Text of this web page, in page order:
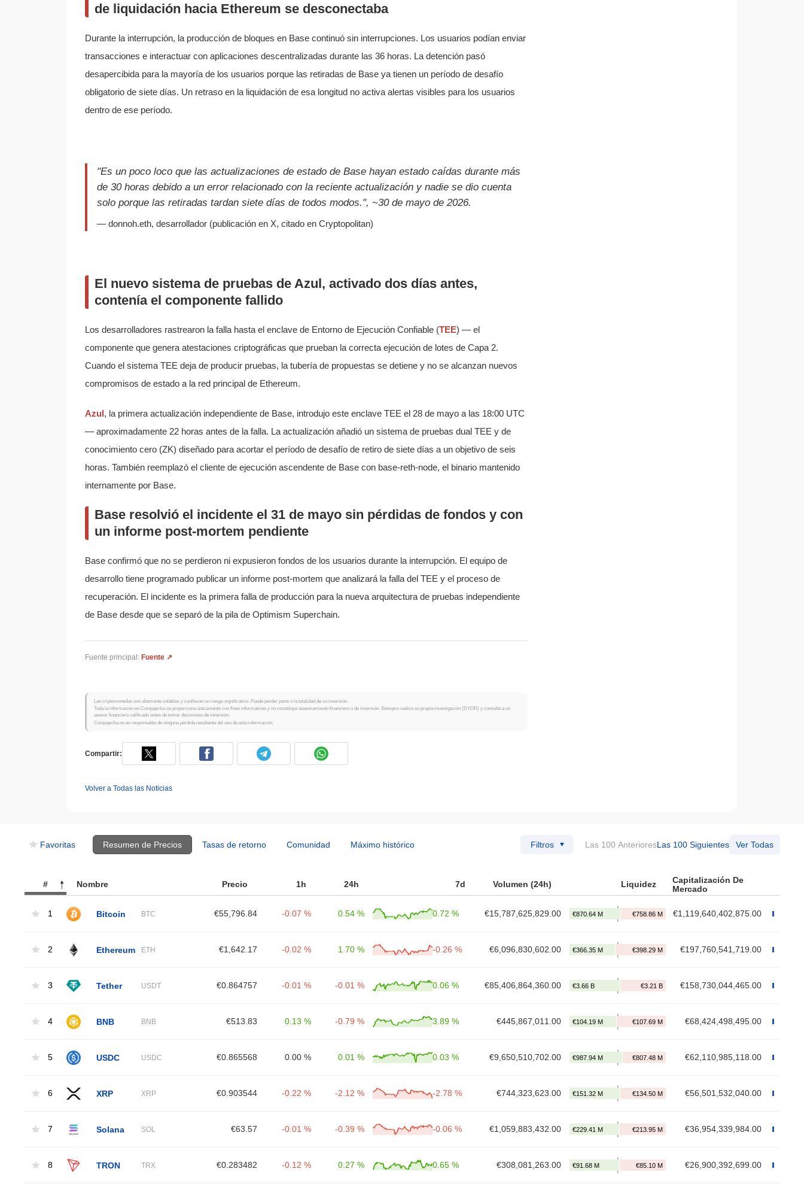
de liquidación hacia Ethereum se desconectaba
Durante la interrupción, la producción de bloques en Base continuó sin interrupciones. Los usuarios podían enviar
transacciones e interactuar con aplicaciones descentralizadas durante las 36 horas. La detención pasó
desapercibida para la mayoría de los usuarios porque las retiradas de Base ya tienen un período de desafío
obligatorio de siete días. Un retraso en la liquidación de esa longitud no activa alertas visibles para los usuarios
dentro de ese período.
"Es un poco loco que las actualizaciones de estado de Base hayan estado caídas durante más
de 30 horas debido a un error relacionado con la reciente actualización y nadie se dio cuenta
solo porque las retiradas tardan siete días de todos modos.", ~30 de mayo de 2026.
— donnoh.eth, desarrollador (publicación en X, citado en Cryptopolitan)
El nuevo sistema de pruebas de Azul, activado dos días antes,
contenía el componente fallido
Los desarrolladores rastrearon la falla hasta el enclave de Entorno de Ejecución Confiable (TEE) — el
componente que genera atestaciones criptográficas que prueban la correcta ejecución de lotes de Capa 2.
Cuando el sistema TEE deja de producir pruebas, la tubería de propuestas se detiene y no se alcanzan nuevos
compromisos de estado a la red principal de Ethereum.
Azul, la primera actualización independiente de Base, introdujo este enclave TEE el 28 de mayo a las 18:00 UTC
— aproximadamente 22 horas antes de la falla. La actualización añadió un sistema de pruebas dual TEE y de
conocimiento cero (ZK) diseñado para acortar el período de desafío de retiro de siete días a un objetivo de seis
horas. También reemplazó el cliente de ejecución ascendente de Base con base-reth-node, el binario mantenido
internamente por Base.
Base resolvió el incidente el 31 de mayo sin pérdidas de fondos y con
un informe post-mortem pendiente
Base confirmó que no se perdieron ni expusieron fondos de los usuarios durante la interrupción. El equipo de
desarrollo tiene programado publicar un informe post-mortem que analizará la falla del TEE y el proceso de
recuperación. El incidente es la primera falla de producción para la nueva arquitectura de pruebas independiente
de Base desde que se separó de la pila de Optimism Superchain.
Fuente principal: Fuente ↗
Las criptomonedas son altamente volátiles y conllevan un riesgo significativo. Puede perder parte o la totalidad de su inversión.
Toda la información en Coinpaprika se proporciona únicamente con fines informativos y no constituye asesoramiento financiero o de inversión. Siempre realice su propia investigación (DYOR) y consulte a un
asesor financiero calificado antes de tomar decisiones de inversión.
Coinpaprika no es responsable de ninguna pérdida resultante del uso de esta información.
Compartir:
Volver a Todas las Noticias
Favoritas Resumen de Precios Tasas de retorno Comunidad Máximo histórico Filtros Las 100 AnterioresLas 100 Siguientes Ver Todas
# Nombre Precio 1h 24h 7d Volumen (24h) Liquidez
Capitalización De
Mercado
1 Bitcoin BTC €55,796.84 -0.07 % 0.54 % 0.72 % €15,787,625,829.00 €1,119,640,402,875.00
2 Ethereum ETH €1,642.17 -0.02 % 1.70 % -0.26 % €6,096,830,602.00 €197,760,541,719.00
3 Tether USDT €0.864757 -0.01 % -0.01 % 0.06 % €85,406,864,360.00 €158,730,044,465.00
4 BNB BNB €513.83 0.13 % -0.79 % 3.89 % €445,867,011.00 €68,424,498,495.00
5 USDC USDC €0.865568 0.00 % 0.01 % 0.03 % €9,650,510,702.00 €62,110,985,118.00
6 XRP XRP €0.903544 -0.22 % -2.12 % -2.78 % €744,323,623.00 €56,501,532,040.00
7 Solana SOL €63.57 -0.01 % -0.39 % -0.06 % €1,059,883,432.00 €36,954,339,984.00
8 TRON TRX €0.283482 -0.12 % 0.27 % 0.65 % €308,081,263.00 €26,900,392,699.00